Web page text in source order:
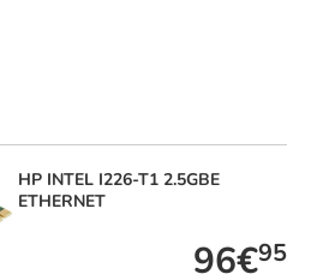
HP INTEL I226-T1 2.5GBE
ETHERNET
96€95